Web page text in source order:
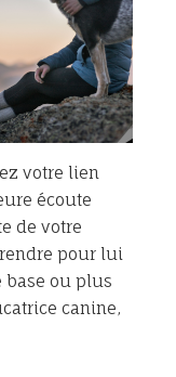
votre lien
écoute
de votre
pour lui
base ou plus
canine,